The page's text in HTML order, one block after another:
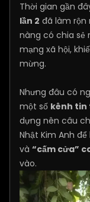
Thời gian gần
lần 2 đã làm rộn
nàng có chia sẻ
mạng xã hội,
mừng.
Nhưng đâu có
một số kênh tin
dựng nên câu
Nhật Kim Anh
và “cấm cửa”
vào.